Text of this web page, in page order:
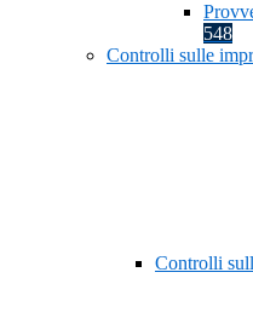
548
Controlli sulle
Controlli